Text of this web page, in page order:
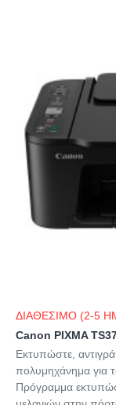
ΔΙΑΘΕΣΙΜΟ (2-5
Εκτυπώστε,
πολυμηχάνημα για
Πρόγραμμα